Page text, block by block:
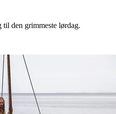
til den grimmeste lørdag.